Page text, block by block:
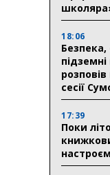
18:06
Безпека,
сесії
17:39
Поки
настроєм